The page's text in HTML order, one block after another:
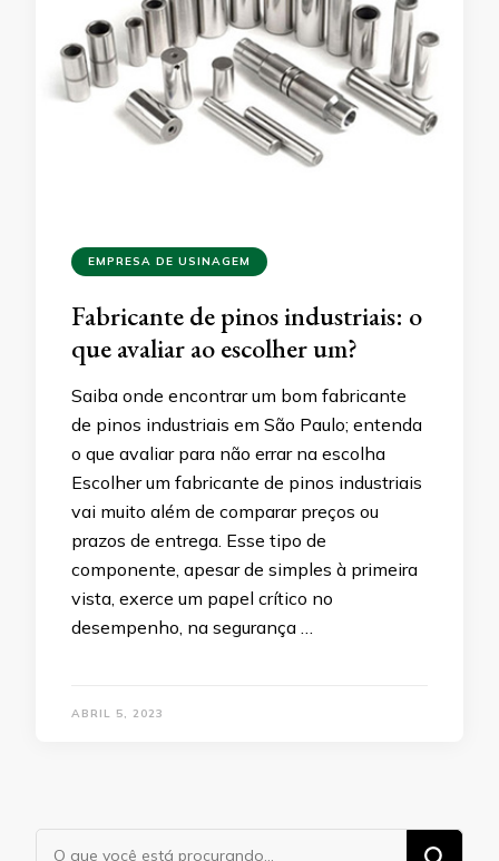
EMPRESA DE USINAGEM
Fabricante de pinos industriais: o
que avaliar ao escolher um?
Saiba onde encontrar um bom fabricante
de pinos industriais em São Paulo; entenda
o que avaliar para não errar na escolha
Escolher um fabricante de pinos industriais
vai muito além de comparar preços ou
prazos de entrega. Esse tipo de
componente, apesar de simples à primeira
vista, exerce um papel crítico no
desempenho, na segurança …
ABRIL 5, 2023
Procurando